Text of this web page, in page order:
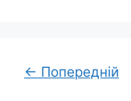
← Попередній